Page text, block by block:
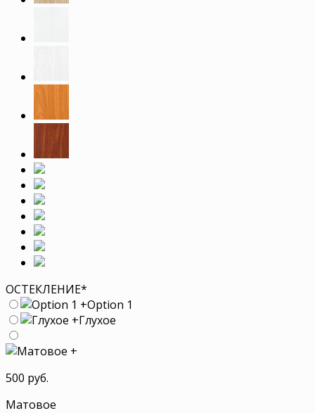
ОСТЕКЛЕНИЕ*
+Option 1
+Глухое
+
500 руб.
Матовое